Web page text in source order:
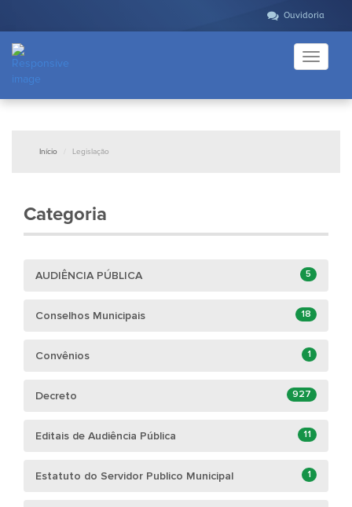
Ouvidoria
Toggle
Início Legislação
Categoria
AUDIÊNCIA PÚBLICA 5
Conselhos Municipais 18
Convênios 1
Decreto 927
Editais de Audiência Pública 11
Estatuto do Servidor Publico Municipal 1